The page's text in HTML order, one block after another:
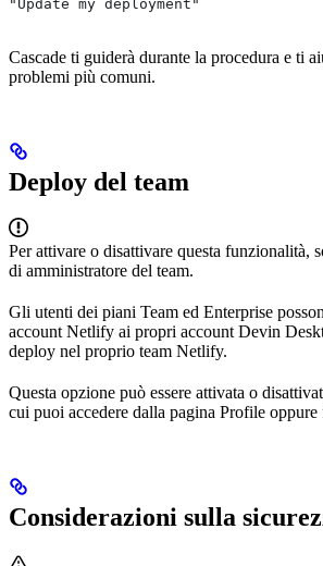
"Update my deployment"
Cascade ti guiderà durante la procedura e ti
problemi più comuni.
Deploy del team
Per attivare o disattivare questa funzionalità,
di amministratore del team.
Gli utenti dei piani Team ed Enterprise
account Netlify ai propri account Devin
deploy nel proprio team Netlify.
Questa opzione può essere attivata o
cui puoi accedere dalla pagina Profile
Considerazioni sulla